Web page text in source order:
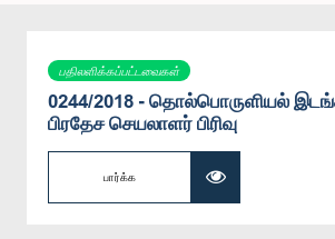
பதிலளிக்கப்பட்டவைகள்
0244/2018 - தொல்பொருளியல்
பிரதேச செயலாளர் பிரிவு
பார்க்க